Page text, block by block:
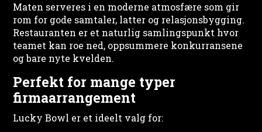
Maten serveres i en moderne atmosfære som gir
rom for gode samtaler, latter og relasjonsbygging.
Restauranten er et naturlig samlingspunkt hvor
teamet kan roe ned, oppsummere konkurransene
og bare nyte kvelden.
Perfekt for mange typer
firmaarrangement
Lucky Bowl er et ideelt valg for: